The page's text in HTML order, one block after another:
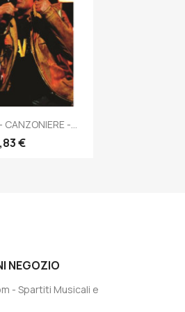
CANZONIERE -...
€
NEGOZIO
- Spartiti Musicali e